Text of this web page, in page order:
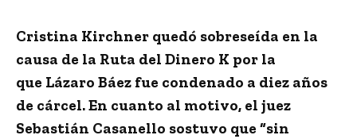
Cristina Kirchner quedó sobreseída en la
causa de la Ruta del Dinero K por la
que Lázaro Báez fue condenado a diez años
de cárcel. En cuanto al motivo, el juez
Sebastián Casanello sostuvo que “sin